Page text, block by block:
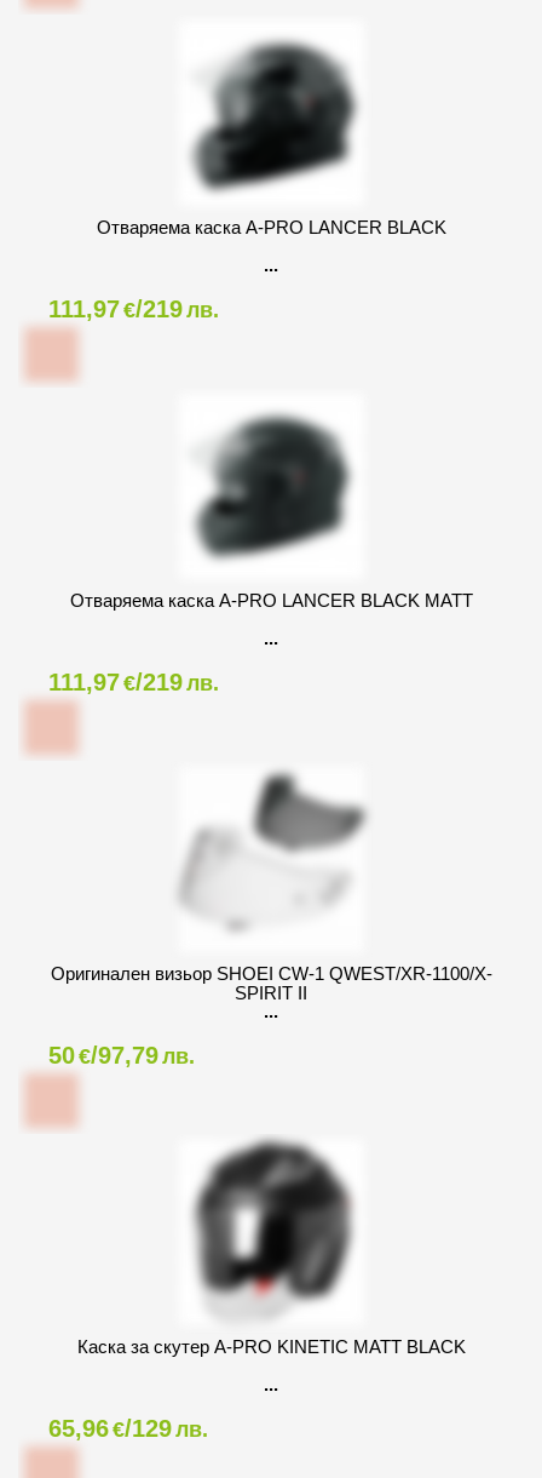
Oтваряема каска A-PRO LANCER BLACK
111,97€/219лв.
Oтваряема каска A-PRO LANCER BLACK МАТТ
111,97€/219лв.
Оригинален визьор SHOEI CW-1 QWEST/XR-1100/X-
SPIRIT II
50€/97,79лв.
Каска за скутер A-PRO KINETIC MATT BLACK
65,96€/129лв.